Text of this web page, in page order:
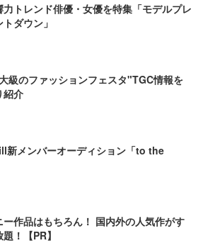
力トレンド俳優・女優を特集「モデルプレ
ダウン」
級のファッションフェスタ"TGC情報を
紹介
新メンバーオーディション「to the
ー作品はもちろん！ 国内外の人気作がす
！【PR】